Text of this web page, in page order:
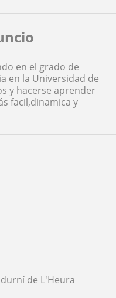
de L'Heura
en el grado de
en la Universidad de
y hacerse aprender
facil,dinamica y